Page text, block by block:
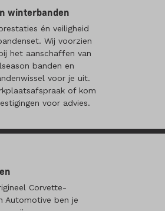
winterbanden
én veiligheid
Wij voorzien
het aanschaffen van
banden en
voor je uit.
of kom
voor advies.
Corvette-
Automotive ben je